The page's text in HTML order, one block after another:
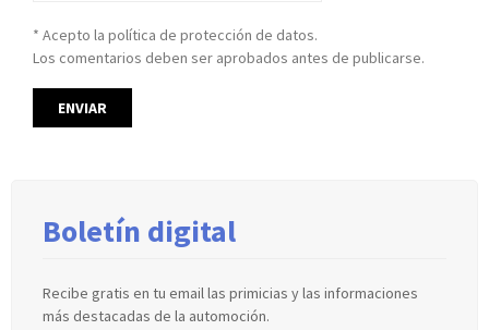
* Acepto la política de protección de datos.
Los comentarios deben ser aprobados antes de publicarse.
Boletín digital
Recibe gratis en tu email las primicias y las informaciones
más destacadas de la automoción.